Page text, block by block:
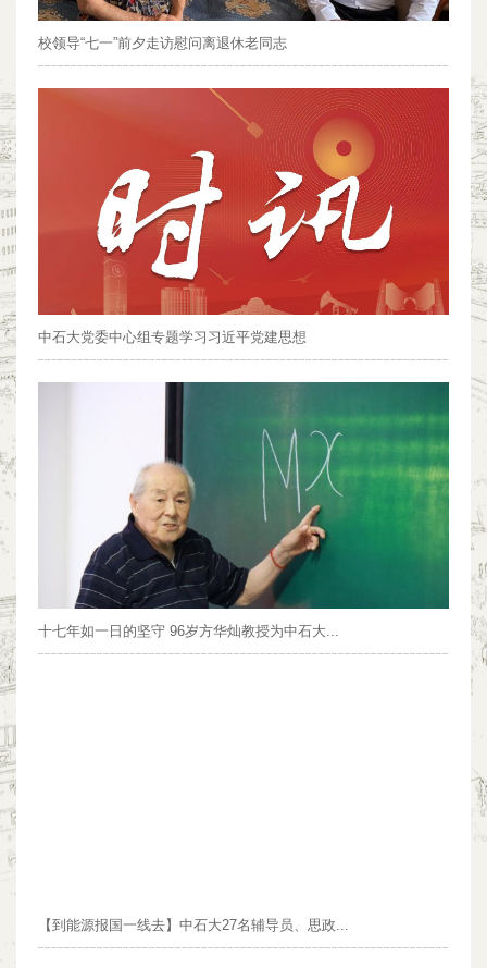
校领导“七一”前夕走访慰问离退休老同志
中石大党委中心组专题学习习近平党建思想
十七年如一日的坚守 96岁方华灿教授为中石大...
【到能源报国一线去】中石大27名辅导员、思政...